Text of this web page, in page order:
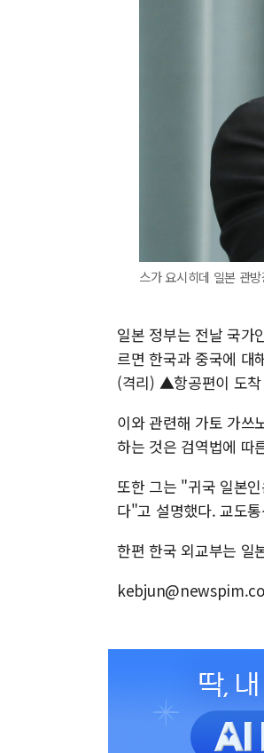
스가 요시히데 일본 관
일본 정부는 전날 국가
르면 한국과 중국에
(격리) ▲항공편이 도착
이와 관련해 가토 가쓰
하는 것은 검역법에 따
또한 그는 "귀국 일본
다"고 설명했다. 교도
한편 한국 외교부는 일